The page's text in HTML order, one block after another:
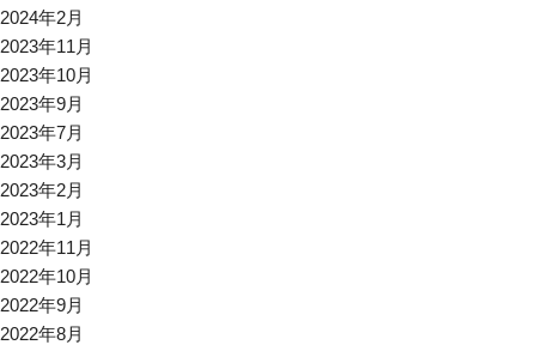
2024年2月
2023年11月
2023年10月
2023年9月
2023年7月
2023年3月
2023年2月
2023年1月
2022年11月
2022年10月
2022年9月
2022年8月